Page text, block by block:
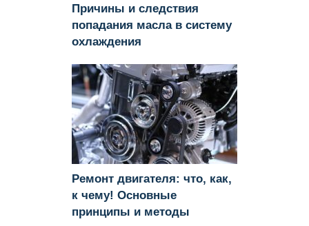
Причины и следствия
попадания масла в систему
охлаждения
Ремонт двигателя: что, как,
к чему! Основные
принципы и методы